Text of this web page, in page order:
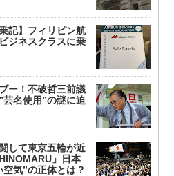
記】フィリピン航
ジネスクラスに乗
ー！不破哲三前議
名使用”の謎に迫
して東京五輪が近
」日本
気”の正体とは？